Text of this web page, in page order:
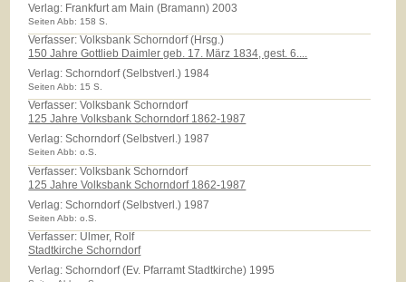
Verlag: Frankfurt am Main (Bramann) 2003
Seiten Abb: 158 S.
Verfasser: Volksbank Schorndorf (Hrsg.)
150 Jahre Gottlieb Daimler geb. 17. März 1834, gest. 6....
Verlag:Schorndorf (Selbstverl.) 1984
Seiten Abb: 15 S.
Verfasser: Volksbank Schorndorf
125 Jahre Volksbank Schorndorf 1862-1987
Verlag:Schorndorf (Selbstverl.) 1987
Seiten Abb: o.S.
Verfasser: Volksbank Schorndorf
125 Jahre Volksbank Schorndorf 1862-1987
Verlag:Schorndorf (Selbstverl.) 1987
Seiten Abb: o.S.
Verfasser: Ulmer, Rolf
Stadtkirche Schorndorf
Verlag:Schorndorf (Ev. Pfarramt Stadtkirche) 1995